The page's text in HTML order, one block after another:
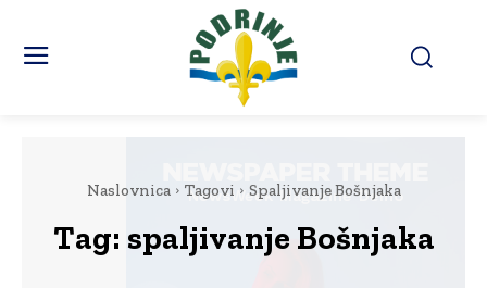
Naslovnica Tagovi Spaljivanje Bošnjaka
Tag: spaljivanje Bošnjaka